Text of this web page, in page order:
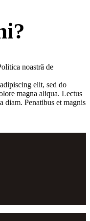
noastră de
elit, sed do
magna aliqua. Lectus
diam. Penatibus et magnis